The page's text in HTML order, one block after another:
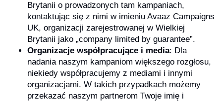
Brytanii o prowadzonych tam kampaniach,
kontaktując się z nimi w imieniu Avaaz Campaigns
UK, organizacji zarejestrowanej w Wielkiej
Brytanii jako „company limited by guarantee”.
Organizacje współpracujące i media: Dla
nadania naszym kampaniom większego rozgłosu,
niekiedy współpracujemy z mediami i innymi
organizacjami. W takich przypadkach możemy
przekazać naszym partnerom Twoje imię i